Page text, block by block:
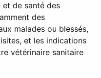
et de santé des
des
malades ou blessés,
et les indications
vétérinaire sanitaire